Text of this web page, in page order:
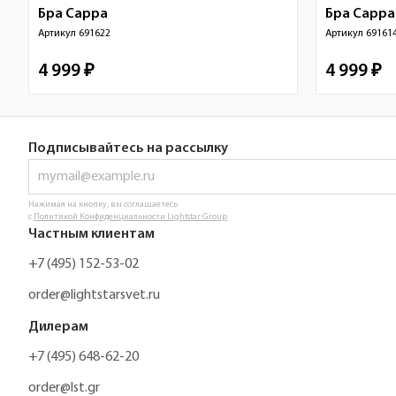
Бра Cappa
Артикул 691622
4 999 ₽
Бра Cappa
Артикул
4 999 ₽
Подписывайтесь на рассылку
Нажимая на кнопку, вы соглашаетесь
с Политикой Конфиденциальности Lightstar Group
Частным клиентам
+7 (495) 152-53-02
order@lightstarsvet.ru
Дилерам
+7 (495) 648-62-20
order@lst.gr